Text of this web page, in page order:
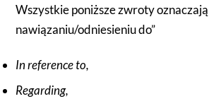
Wszystkie poniższe zwroty oznaczają
nawiązaniu/odniesieniu do”
In reference to,
Regarding,